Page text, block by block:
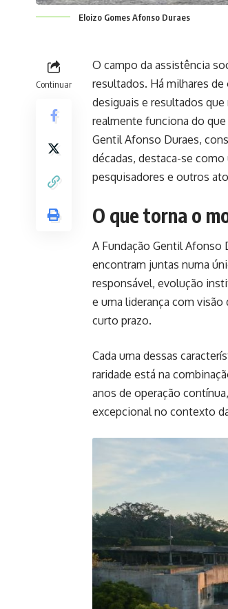
Eloizo Gomes Afonso Duraes
Continuar
O campo da assistência
resultados. Há milhares
desiguais e resultados
realmente funciona do que
Gentil Afonso Duraes,
décadas, destaca-se
pesquisadores e outros
O que torna o
A Fundação Gentil Afonso
encontram juntas numa
responsável, evolução
e uma liderança com
curto prazo.
Cada uma dessas
raridade está na
anos de operação
excepcional no contexto